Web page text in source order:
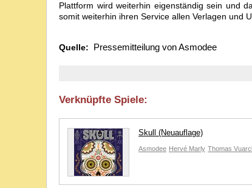
Plattform wird weiterhin eigenständig sein und
somit weiterhin ihren Service allen Verlagen und
Quelle: Pressemitteilung von Asmodee
Verknüpfte Spiele:
Skull (Neuauflage)
Asmodee Hervé Marly Thomas